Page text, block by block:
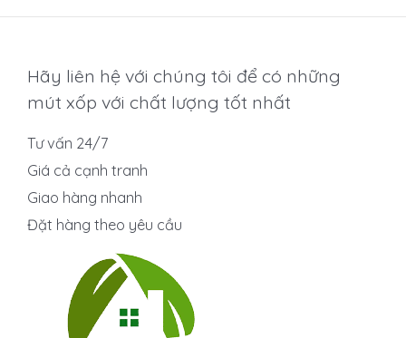
Hãy liên hệ với chúng tôi để có những
mút xốp với chất lượng tốt nhất
Tư vấn 24/7
Giá cả cạnh tranh
Giao hàng nhanh
Đặt hàng theo yêu cầu